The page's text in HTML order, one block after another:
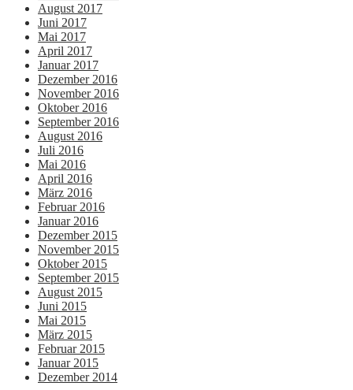
August 2017
Juni 2017
Mai 2017
April 2017
Januar 2017
Dezember 2016
November 2016
Oktober 2016
September 2016
August 2016
Juli 2016
Mai 2016
April 2016
März 2016
Februar 2016
Januar 2016
Dezember 2015
November 2015
Oktober 2015
September 2015
August 2015
Juni 2015
Mai 2015
März 2015
Februar 2015
Januar 2015
Dezember 2014